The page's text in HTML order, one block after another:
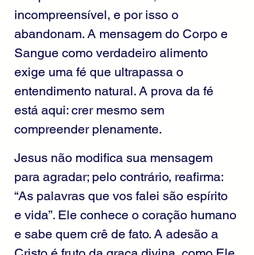
incompreensível, e por isso o
abandonam. A mensagem do Corpo e
Sangue como verdadeiro alimento
exige uma fé que ultrapassa o
entendimento natural. A prova da fé
está aqui: crer mesmo sem
compreender plenamente.
Jesus não modifica sua mensagem
para agradar; pelo contrário, reafirma:
“As palavras que vos falei são espírito
e vida”. Ele conhece o coração humano
e sabe quem crê de fato. A adesão a